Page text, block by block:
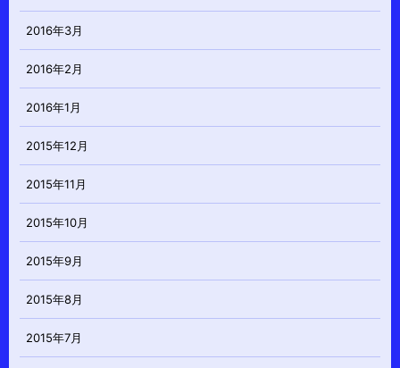
2016年3月
2016年2月
2016年1月
2015年12月
2015年11月
2015年10月
2015年9月
2015年8月
2015年7月